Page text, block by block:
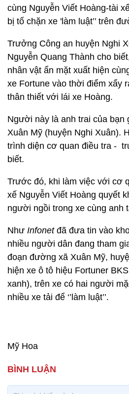
cùng Nguyễn Viết Hoàng-tài
bị tố chặn xe 'làm luật’’ trên
Trưởng Công an huyện Nghi
Nguyễn Quang Thành cho
nhân vật ẩn mặt xuất hiện
xe Fortune vào thời điểm xẩy
thân thiết với lái xe Hoàng.
Người này là anh trai của bạn
Xuân Mỹ (huyện Nghi Xuân).
trình diện cơ quan điều tra -
biết.
Trước đó, khi làm việc với cơ
xế Nguyễn Viết Hoàng quyết
người ngồi trong xe cùng anh
Như Infonetđã đưa tin vào
nhiều người dân đang tham
đoạn đường xã Xuân Mỹ,
hiện xe ô tô hiệu Fortuner
xanh), trên xe có hai người
nhiều xe tải để ‘’làm luật’’.
Mỹ Hoa